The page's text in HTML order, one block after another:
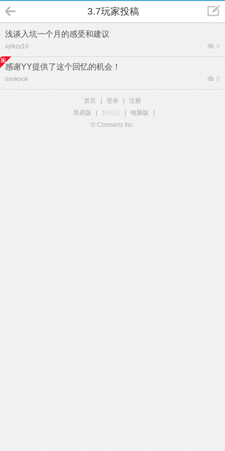
3.7玩家投稿
浅谈入坑一个月的感受和建议
xylkzy10 0
感谢YY提供了这个回忆的机会！
ilookook 0
首页 登录
注册
简易版
触屏版 电脑版
© Comsenz Inc.